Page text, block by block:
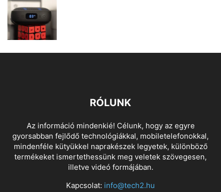
RÓLUNK
Az információ mindenkié! Célunk, hogy az egyre
gyorsabban fejlődő technológiákkal, mobiletelefonokkal,
mindenféle kütyükkel naprakészek legyetek, különböző
termékeket ismertethessünk meg veletek szövegesen,
illetve videó formájában.
Kapcsolat: info@tech2.hu